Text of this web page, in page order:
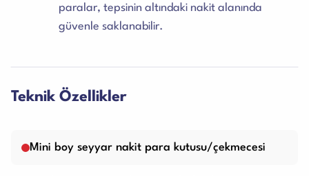
paralar, tepsinin altındaki nakit alanında
güvenle saklanabilir.
Teknik Özellikler
Mini boy seyyar nakit para kutusu/çekmecesi